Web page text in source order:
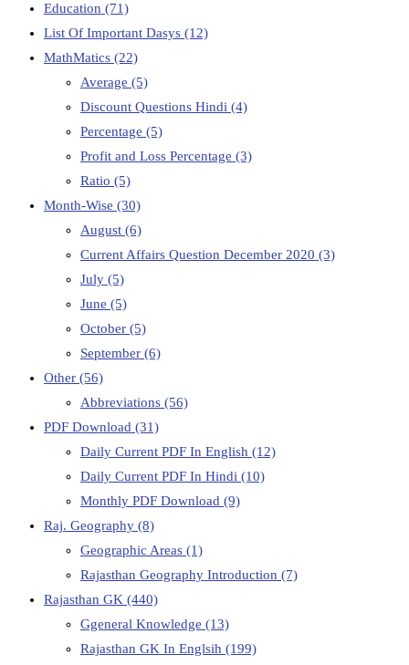
Education (71)
List Of Important Dasys (12)
MathMatics (22)
Average (5)
Discount Questions Hindi (4)
Percentage (5)
Profit and Loss Percentage (3)
Ratio (5)
Month-Wise (30)
August (6)
Current Affairs Question December 2020 (3)
July (5)
June (5)
October (5)
September (6)
Other (56)
Abbreviations (56)
PDF Download (31)
Daily Current PDF In English (12)
Daily Current PDF In Hindi (10)
Monthly PDF Download (9)
Raj. Geography (8)
Geographic Areas (1)
Rajasthan Geography Introduction (7)
Rajasthan GK (440)
Ggeneral Knowledge (13)
Rajasthan GK In Englsih (199)